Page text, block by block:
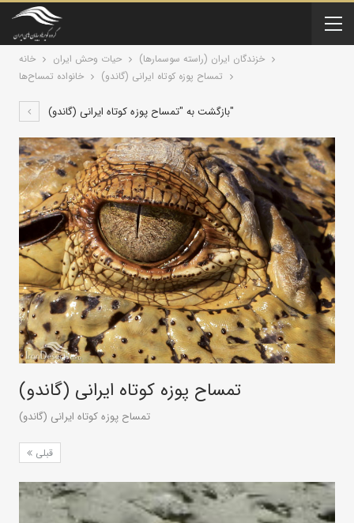
خانه حیات وحش ایران
خزندگان ايران (راسته سوسمارها)
خانواده تمساح‌ها
تمساح پوزه کوتاه ایرانی (گاندو)
بازگشت به "تمساح پوزه کوتاه ایرانی (گاندو)"
تمساح پوزه کوتاه ایرانی (گاندو)
تمساح پوزه کوتاه ایرانی (گاندو)
قبلی